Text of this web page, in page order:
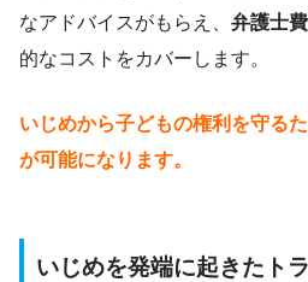
なアドバイスがもらえ、 弁護士
的なコストをカバーします。
いじめから子どもの権利を守る
が可能になります。
いじめを発端に起きたト